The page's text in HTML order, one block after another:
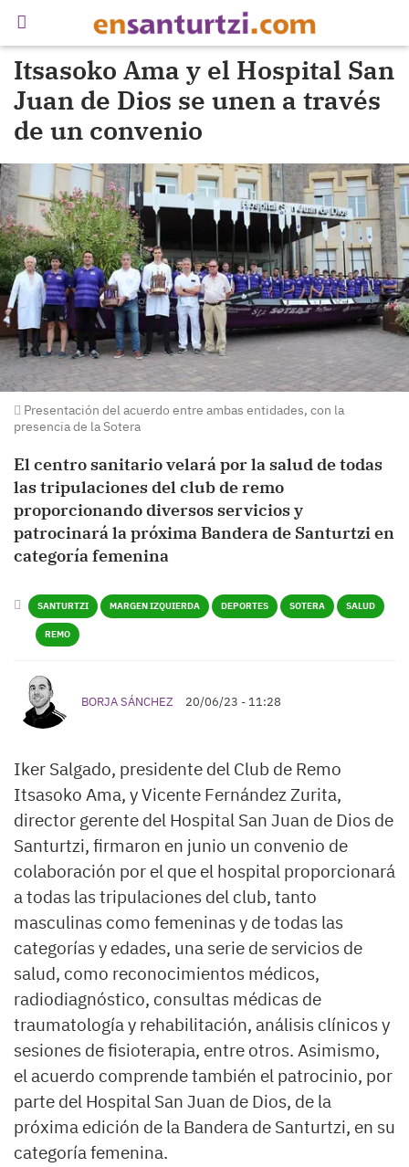
Itsasoko Ama y el Hospital San
Juan de Dios se unen a través
de un convenio
Presentación del acuerdo entre ambas entidades, con la
presencia de la Sotera
El centro sanitario velará por la salud de todas
las tripulaciones del club de remo
proporcionando diversos servicios y
patrocinará la próxima Bandera de Santurtzi en
categoría femenina
SANTURTZI MARGEN IZQUIERDA DEPORTES SOTERA SALUD
REMO
BORJA SÁNCHEZ 20/06/23 - 11:28
Iker Salgado, presidente del Club de Remo
Itsasoko Ama, y Vicente Fernández Zurita,
director gerente del Hospital San Juan de Dios de
Santurtzi, firmaron en junio un convenio de
colaboración por el que el hospital proporcionará
a todas las tripulaciones del club, tanto
masculinas como femeninas y de todas las
categorías y edades, una serie de servicios de
salud, como reconocimientos médicos,
radiodiagnóstico, consultas médicas de
traumatología y rehabilitación, análisis clínicos y
sesiones de fisioterapia, entre otros. Asimismo,
el acuerdo comprende también el patrocinio, por
parte del Hospital San Juan de Dios, de la
próxima edición de la Bandera de Santurtzi, en su
categoría femenina.